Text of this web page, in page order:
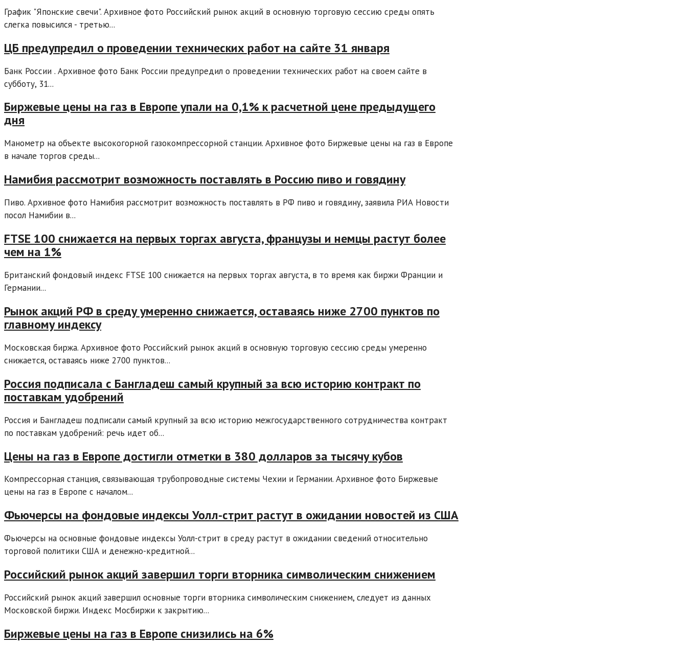
График "Японские свечи". Архивное фото Российский рынок акций в основную торговую сессию среды опять
слегка повысился - третью...
ЦБ предупредил о проведении технических работ на сайте 31 января
Банк России . Архивное фото Банк России предупредил о проведении технических работ на своем сайте в
субботу, 31...
Биржевые цены на газ в Европе упали на 0,1% к расчетной цене предыдущего
дня
Манометр на объекте высокогорной газокомпрессорной станции. Архивное фото Биржевые цены на газ в Европе
в начале торгов среды...
Намибия рассмотрит возможность поставлять в Россию пиво и говядину
Пиво. Архивное фото Намибия рассмотрит возможность поставлять в РФ пиво и говядину, заявила РИА Новости
посол Намибии в...
FTSE 100 снижается на первых торгах августа, французы и немцы растут более
чем на 1%
Британский фондовый индекс FTSE 100 снижается на первых торгах августа, в то время как биржи Франции и
Германии...
Рынок акций РФ в среду умеренно снижается, оставаясь ниже 2700 пунктов по
главному индексу
Московская биржа. Архивное фото Российский рынок акций в основную торговую сессию среды умеренно
снижается, оставаясь ниже 2700 пунктов...
Россия подписала с Бангладеш самый крупный за всю историю контракт по
поставкам удобрений
Россия и Бангладеш подписали самый крупный за всю историю межгосударственного сотрудничества контракт
по поставкам удобрений: речь идет об...
Цены на газ в Европе достигли отметки в 380 долларов за тысячу кубов
Компрессорная станция, связывающая трубопроводные системы Чехии и Германии. Архивное фото Биржевые
цены на газ в Европе с началом...
Фьючерсы на фондовые индексы Уолл-стрит растут в ожидании новостей из США
Фьючерсы на основные фондовые индексы Уолл-стрит в среду растут в ожидании сведений относительно
торговой политики США и денежно-кредитной...
Российский рынок акций завершил торги вторника символическим снижением
Российский рынок акций завершил основные торги вторника символическим снижением, следует из данных
Московской биржи. Индекс Мосбиржи к закрытию...
Биржевые цены на газ в Европе снизились на 6%